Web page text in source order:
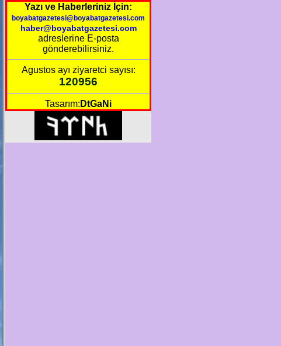
Yazı ve Haberleriniz İçin:
boyabatgazetesi@boyabatgazetesi.com
haber@boyabatgazetesi.com
adreslerine E-posta
gönderebilirsiniz.
Agustos ayı ziyaretci sayısı:
120956
Tasarım: DtGaNi